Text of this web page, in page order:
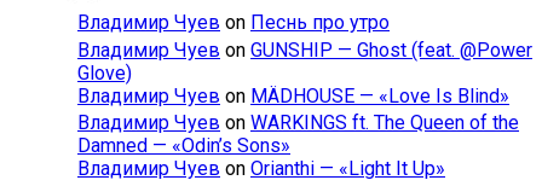
Владимир Чуев on Песнь про утро
Владимир Чуев on GUNSHIP — Ghost (feat. @Power
Glove)
Владимир Чуев on MÄDHOUSE — «Love Is Blind»
Владимир Чуев on WARKINGS ft. The Queen of the
Damned — «Odin’s Sons»
Владимир Чуев on Orianthi — «Light It Up»